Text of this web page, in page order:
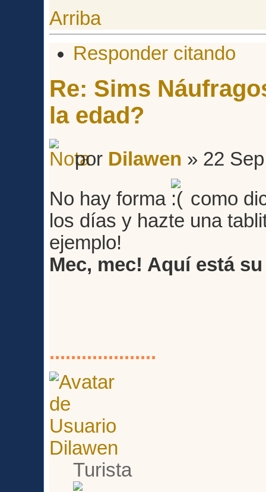
Arriba
Responder citando
Re: Sims
la edad?
por Dilawen » 22
No hay forma
como
los días y hazte una
ejemplo!
Mec, mec! Aquí está
....................
Dilawen
Turista